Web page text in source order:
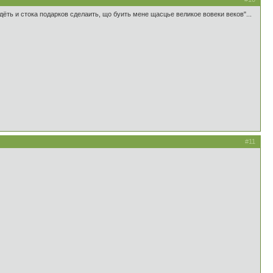
и стока подарков сделаить, що буить мене щасцье великое вовеки веков"...
#11